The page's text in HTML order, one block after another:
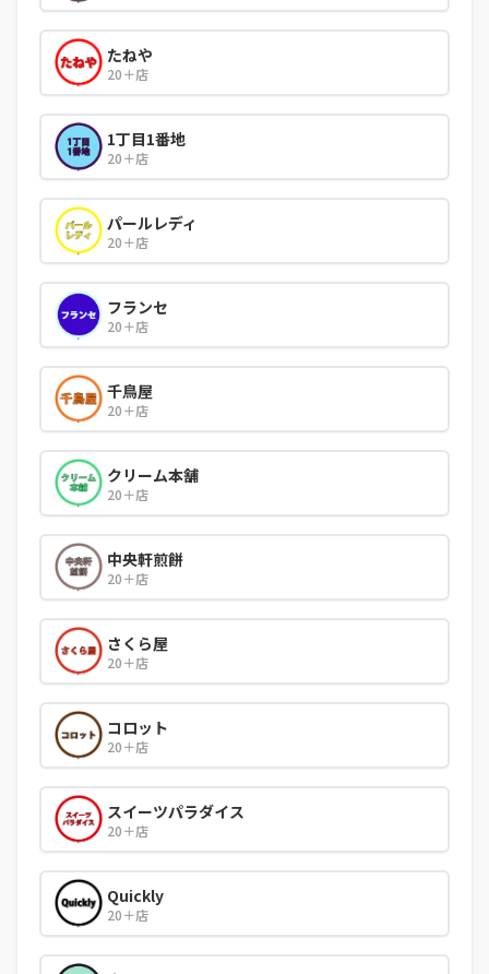
たねや
20＋店
1丁目1番地
20＋店
パールレディ
20＋店
フランセ
20＋店
千鳥屋
20＋店
クリーム本舗
20＋店
中央軒煎餅
20＋店
さくら屋
20＋店
コロット
20＋店
スイーツパラダイス
20＋店
Quickly
20＋店